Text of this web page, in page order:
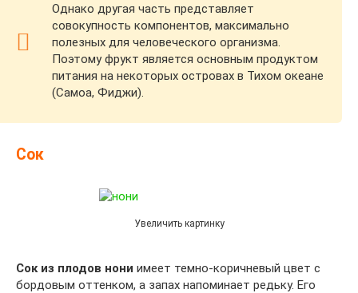
Однако другая часть представляет
совокупность компонентов, максимально
полезных для человеческого организма.
Поэтому фрукт является основным продуктом
питания на некоторых островах в Тихом океане
(Самоа, Фиджи).
Сок
Увеличить картинку
Сок из плодов нони имеет темно-коричневый цвет с
бордовым оттенком, а запах напоминает редьку. Его